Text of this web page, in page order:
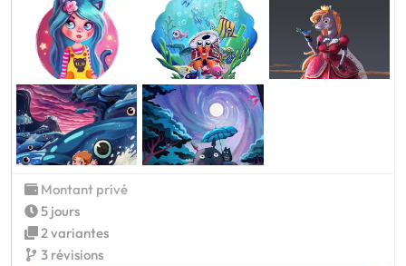
Montant privé
5 jours
2 variantes
3 révisions